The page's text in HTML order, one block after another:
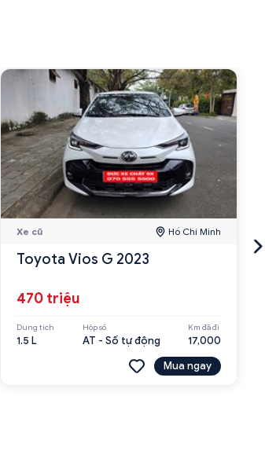
Xe cũ Hồ Chí Minh
Toyota Vios G 2023
470 triệu
Dung tích
1.5 L
Hộp số
AT - Số tự động
Km đã đi
17,000
Mua ngay